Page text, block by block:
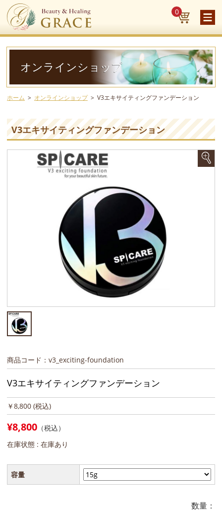
0
オンラインショップ
ホーム オンラインショップ V3エキサイティングファンデーション
V3エキサイティングファンデーション
商品コード：v3_exciting-foundation
V3エキサイティングファンデーション
￥8,800 (税込)
¥8,800 （税込）
在庫状態 : 在庫あり
容量
数量：